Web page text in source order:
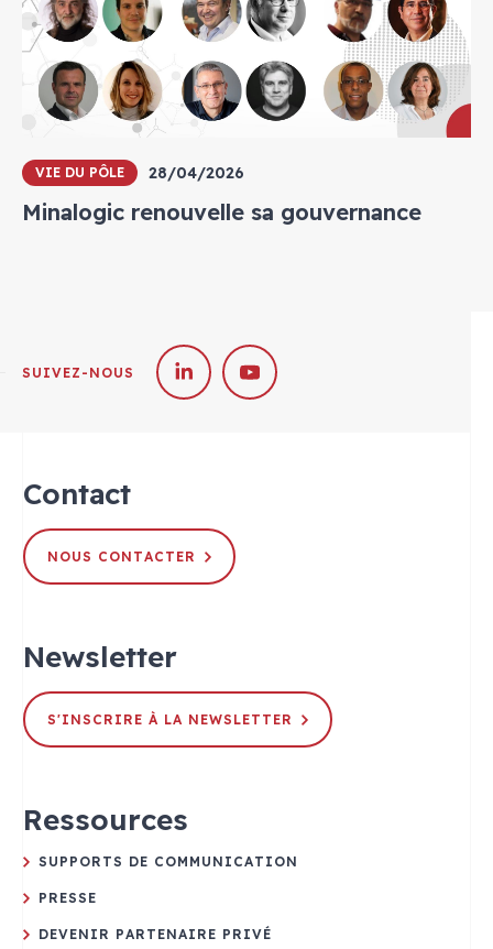
VIE DU PÔLE 28/04/2026
Minalogic renouvelle sa gouvernance
SUIVEZ-NOUS
Contact
NOUS CONTACTER
Newsletter
S'INSCRIRE À LA NEWSLETTER
Ressources
SUPPORTS DE COMMUNICATION
PRESSE
DEVENIR PARTENAIRE PRIVÉ